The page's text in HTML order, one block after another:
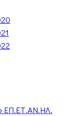
ΕΠ.ΕΤ.ΑΝ.ΗΛ.